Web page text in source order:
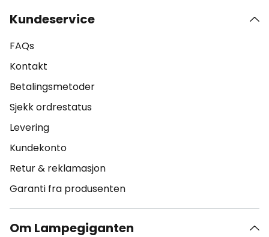
Kundeservice
FAQs
Kontakt
Betalingsmetoder
Sjekk ordrestatus
Levering
Kundekonto
Retur & reklamasjon
Garanti fra produsenten
Om Lampegiganten